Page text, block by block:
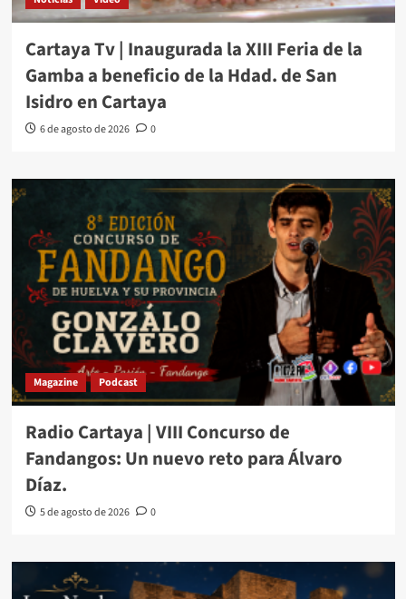
Cartaya Tv | Inaugurada la XIII Feria de la
Gamba a beneficio de la Hdad. de San
Isidro en Cartaya
6 de agosto de 2026 0
Magazine Podcast
Radio Cartaya | VIII Concurso de
Fandangos: Un nuevo reto para Álvaro
Díaz.
5 de agosto de 2026 0